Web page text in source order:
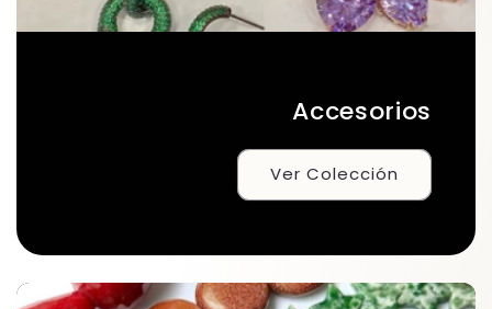
Accesorios
Ver Colección